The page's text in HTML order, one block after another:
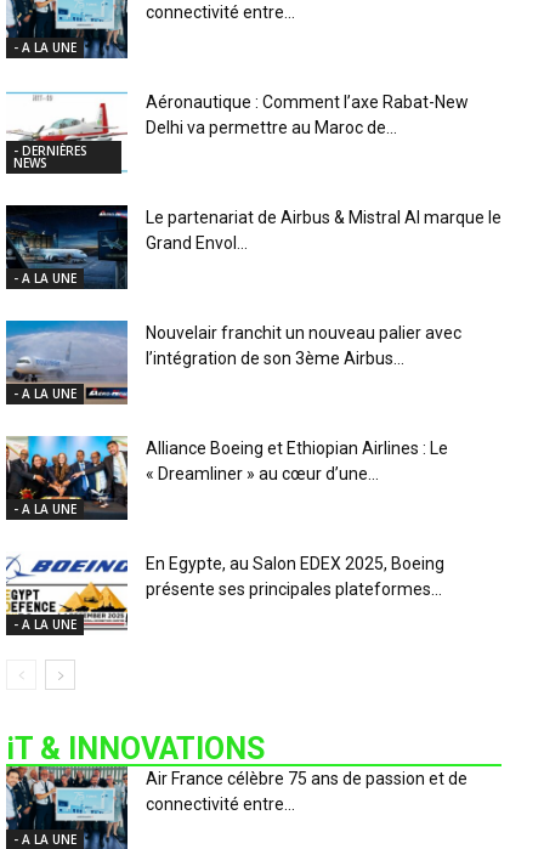
- A LA UNE
connectivité entre...
- DERNIÈRES
NEWS
Aéronautique : Comment l’axe Rabat-New
Delhi va permettre au Maroc de...
- A LA UNE
Le partenariat de Airbus & Mistral AI marque le
Grand Envol...
- A LA UNE
Nouvelair franchit un nouveau palier avec
l’intégration de son 3ème Airbus...
- A LA UNE
Alliance Boeing et Ethiopian Airlines : Le
« Dreamliner » au cœur d’une...
- A LA UNE
En Egypte, au Salon EDEX 2025, Boeing
présente ses principales plateformes...
iT & INNOVATIONS
- A LA UNE
Air France célèbre 75 ans de passion et de
connectivité entre...